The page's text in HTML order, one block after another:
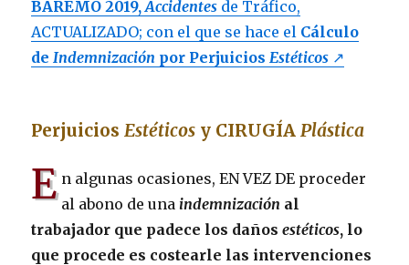
BAREMO 2019,Accidentes de Tráfico,
ACTUALIZADO; con el que se hace el Cálculo
de Indemnización por Perjuicios Estéticos ↗
Perjuicios Estéticos y CIRUGÍA Plástica
E n algunas ocasiones, EN VEZ DE proceder
al abono de una indemnización al
trabajador que padece los dañosestéticos, lo
que procede es costearle las intervenciones